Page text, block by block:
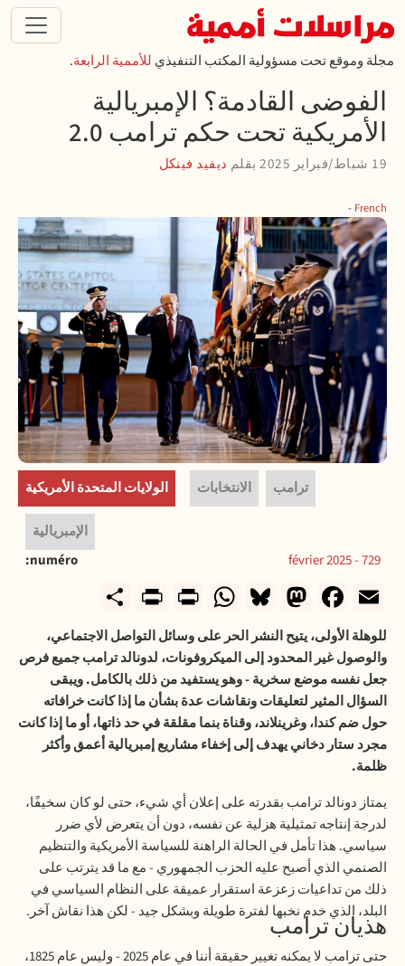
تجاوز إلى المحتوى الرئيسي
مجلة وموقع تحت مسؤولية المكتب التنفيذي للأممية الرابعة.
الفوضى القادمة؟ الإمبريالية
الأمريكية تحت حكم ترامب 2.0
19 شباط/فبراير 2025 بقلم ديفيد فينكل
French
الولايات المتحدة الأمريكية الانتخابات ترامب
الإمبريالية
numéro
729 - février 2025
Email
Facebook
Mastodon
Bluesky
WhatsApp
Print
للوهلة الأولى، يتيح النشر الحر على وسائل التواصل الاجتماعي،
والوصول غير المحدود إلى الميكروفونات، لدونالد ترامب جميع فرص
جعل نفسه موضع سخرية - وهو يستفيد من ذلك بالكامل. ويبقى
السؤال المثير لتعليقات ونقاشات عدة بشأن ما إذا كانت خرافاته
حول ضم كندا، وغرينلاند، وقناة بنما مقلقة في حد ذاتها، أو ما إذا كانت
مجرد ستار دخاني يهدف إلى إخفاء مشاريع إمبريالية أعمق وأكثر
ظلمة.
يمتاز دونالد ترامب بقدرته على إعلان أي شيء، حتى لو كان سخيفًا،
لدرجة إنتاجه تمثيلية هزلية عن نفسه، دون أن يتعرض لأي ضرر
سياسي. هذا تأمل في الحالة الراهنة للسياسة الأمريكية والتنظيم
الصنمي الذي أصبح عليه الحزب الجمهوري - مع ما قد يترتب على
ذلك من تداعيات زعزعة استقرار عميقة على النظام السياسي في
البلد، الذي خدم نخبها لفترة طويلة وبشكل جيد - لكن هذا نقاش آخر. هذيان ترامب
حتى ترامب لا يمكنه تغيير حقيقة أننا في عام 2025 - وليس عام 1825،